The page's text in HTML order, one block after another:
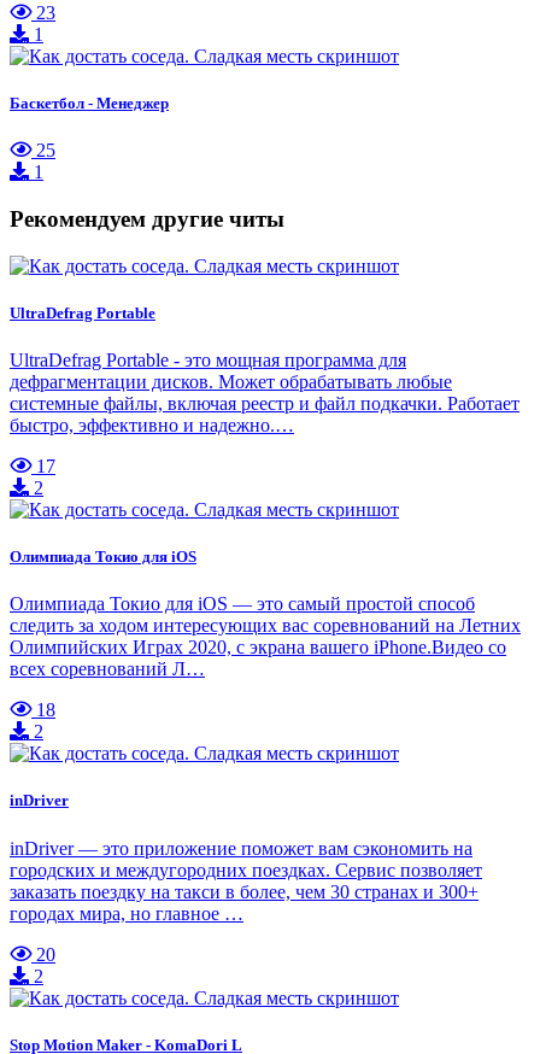
23
1
Баскетбол - Менеджер
25
1
Рекомендуем другие читы
UltraDefrag Portable
UltraDefrag Portable - это мощная программа для
дефрагментации дисков. Может обрабатывать любые
системные файлы, включая реестр и файл подкачки. Работает
быстро, эффективно и надежно.…
17
2
Олимпиада Токио для iOS
Олимпиада Токио для iOS — это самый простой способ
следить за ходом интересующих вас соревнований на Летних
Олимпийских Играх 2020, с экрана вашего iPhone.Видео со
всех соревнований Л…
18
2
inDriver
inDriver — это приложение поможет вам сэкономить на
городских и междугородних поездках. Сервис позволяет
заказать поездку на такси в более, чем 30 странах и 300+
городах мира, но главное …
20
2
Stop Motion Maker - KomaDori L